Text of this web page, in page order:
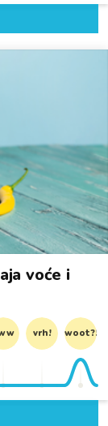
voće i
vrh! woot?!